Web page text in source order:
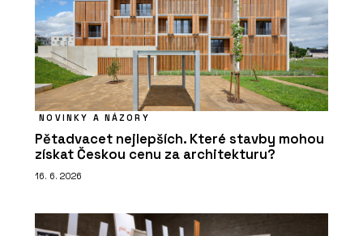
NOVINKY A NÁZORY
Pětadvacet nejlepších. Které stavby mohou
získat Českou cenu za architekturu?
16. 6. 2026